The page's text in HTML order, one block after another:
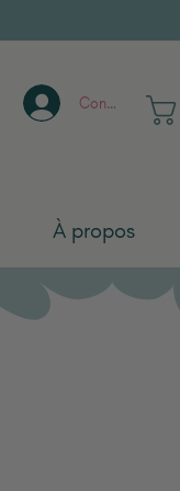
Connexion
À propos